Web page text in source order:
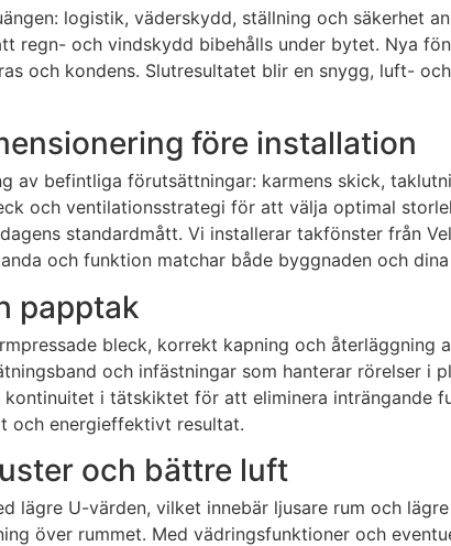
logistik, väderskydd, ställning och säkerhet
och vindskydd bibehålls under bytet. Nya
och kondens. Slutresultatet blir en snygg, luft-
före installation
befintliga förutsättningar: karmens skick,
och ventilationsstrategi för att välja optimal
standardmått. Vi installerar takfönster från
och funktion matchar både byggnaden och dina
papptak
bleck, korrekt kapning och
och infästningar som hanterar rörelser i
i tätskiktet för att eliminera inträngande
och energieffektivt resultat.
och bättre luft
lägre U-värden, vilket innebär ljusare rum och
över rummet. Med vädringsfunktioner och